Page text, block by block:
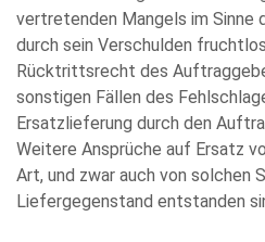
vertretenden Mangels im Sinne
durch sein Verschulden
Rücktrittsrecht des
sonstigen Fällen des
Ersatzlieferung durch den
Weitere Ansprüche auf Ersatz
Art, und zwar auch von solchen
Liefergegenstand entstanden